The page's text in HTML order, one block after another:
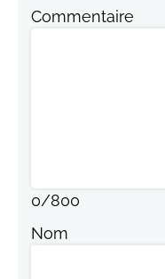
Commentaire
0/800
Nom